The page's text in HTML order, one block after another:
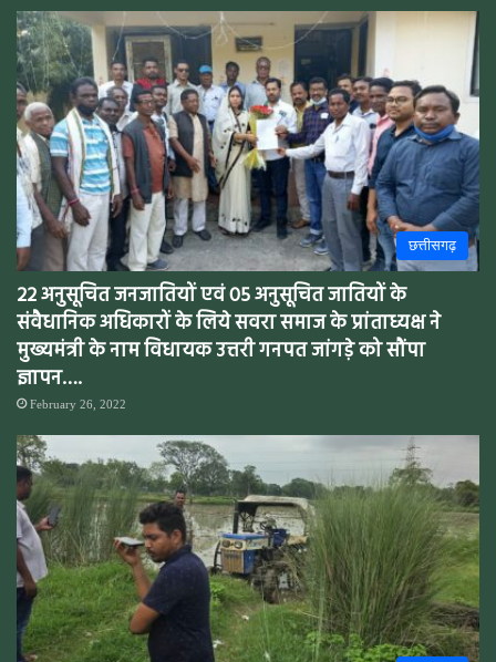
छत्तीसगढ़
22 अनुसूचित जनजातियों एवं 05 अनुसूचित जातियों के
संवैधानिक अधिकारों के लिये सवरा समाज के प्रांताध्यक्ष ने
मुख्यमंत्री के नाम विधायक उत्तरी गनपत जांगड़े को सौंपा
ज्ञापन….
February 26, 2022